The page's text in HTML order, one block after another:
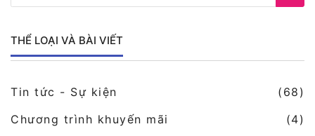
THỂ LOẠI VÀ BÀI VIẾT
Tin tức - Sự kiện
(68)
Chương trình khuyến mãi
(4)